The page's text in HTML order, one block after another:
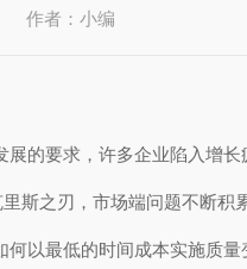
作者：小编
的要求，许多企业陷入增
斯之刃，市场端问题不断
以最低的时间成本实施质量